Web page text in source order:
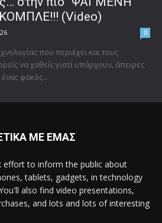
(Video)
0
που περιέχει και τους
να χαθείς γιατί υπάρχουν, άπειρες
ένας φακός...
ΜΕ ΕΜΑΣ
effort to inform the public about
tablets, gadgets, in technology
also find video presentations,
and lots and lots of interesting